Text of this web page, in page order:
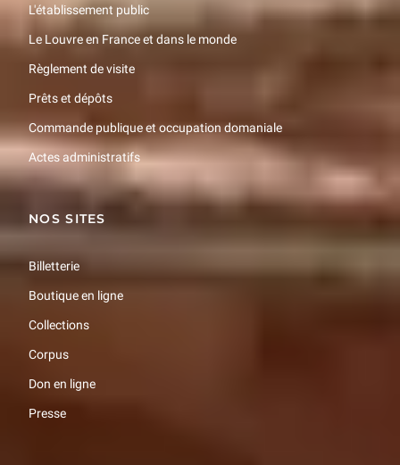
L'établissement public
Le Louvre en France et dans le monde
Règlement de visite
Prêts et dépôts
Commande publique et occupation domaniale
Actes administratifs
NOS SITES
Billetterie
Boutique en ligne
Collections
Corpus
Don en ligne
Presse